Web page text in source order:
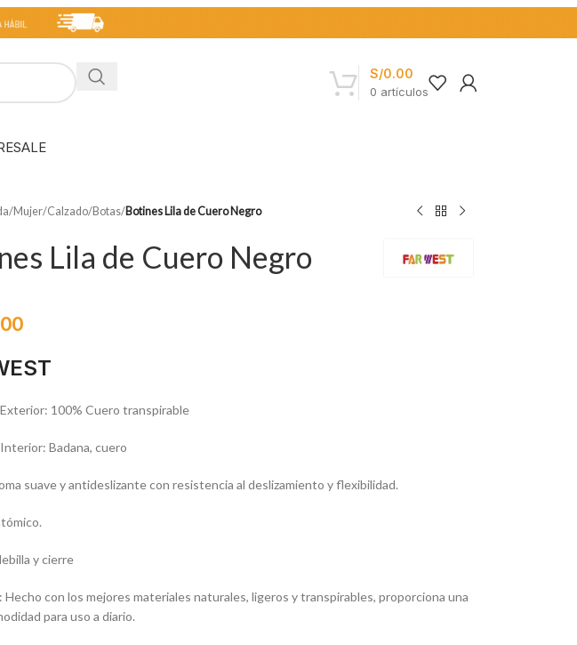
0 artículos
S/0.00
SALE
/Mujer/Calzado/Botas/Botines Lila de Cuero Negro
Lila de Cuero Negro
100% Cuero transpirable
Badana, cuero
suave y antideslizante con resistencia al deslizamiento y flexibilidad.
y cierre
Hecho con los mejores materiales naturales, ligeros y transpirables, proporciona una
para uso a diario.